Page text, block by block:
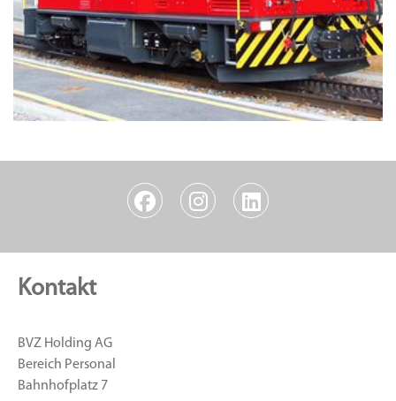
Kontakt
BVZ Holding AG
Bereich Personal
Bahnhofplatz 7